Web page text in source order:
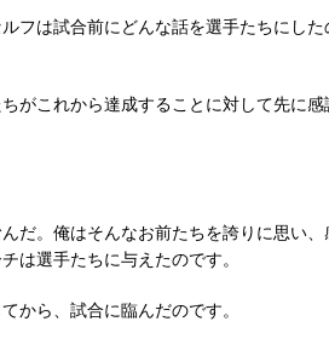
フは試合前にどんな話を選手たちにした
がこれから達成することに対して先に感
だ。俺はそんなお前たちを誇りに思い、
は選手たちに与えたのです。
から、試合に臨んだのです。